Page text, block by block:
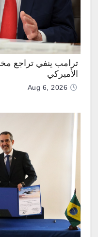
ترامب ينفي تراجع
الأميركي
Aug 6, 2026